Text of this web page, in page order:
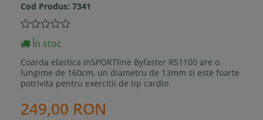
Cod Produs: 7341
În stoc
Coarda elastica inSPORTline Byfaster RS1100 are o
lungime de 160cm, un diametru de 13mm si este foarte
potrivita pentru exercitii de tip cardio.
249,00 RON